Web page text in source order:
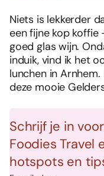
Niets is lekkerder
een fijne kop
goed glas wijn.
induik, vind ik het
lunchen in
deze mooie
Schrijf je in
Foodies Travel
hotspots en